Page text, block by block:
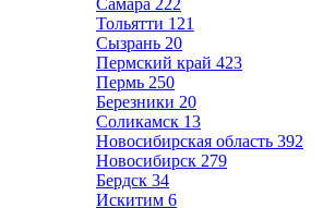
Самара 222
Тольятти 121
Сызрань 20
Пермский край 423
Пермь 250
Березники 20
Соликамск 13
Новосибирская область 392
Новосибирск 279
Бердск 34
Искитим 6